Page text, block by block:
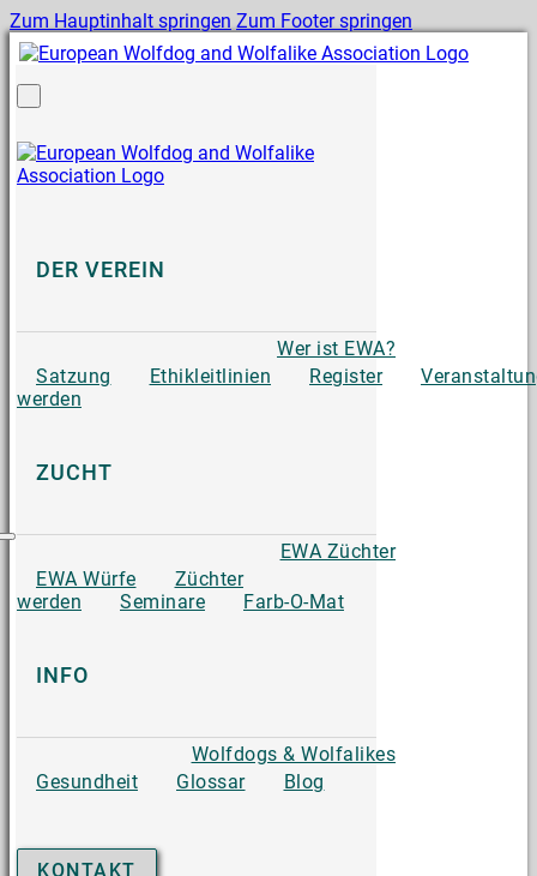
Zum Hauptinhalt springen Zum Footer springen
DER VEREIN
Wer ist EWA?
Satzung
Ethikleitlinien Register
werden
ZUCHT
EWA Züchter
EWA Würfe
Züchter
werden
Seminare Farb-O-Mat
INFO
Wolfdogs & Wolfalikes
Gesundheit
Glossar Blog
KONTAKT